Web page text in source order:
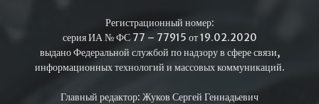
Регистрационный номер:
серия ИА № ФС 77 – 77915 от 19.02.2020
выдано Федеральной службой по надзору в сфере связи,
информационных технологий и массовых коммуникаций.
Главный редактор: Жуков Сергей Геннадьевич